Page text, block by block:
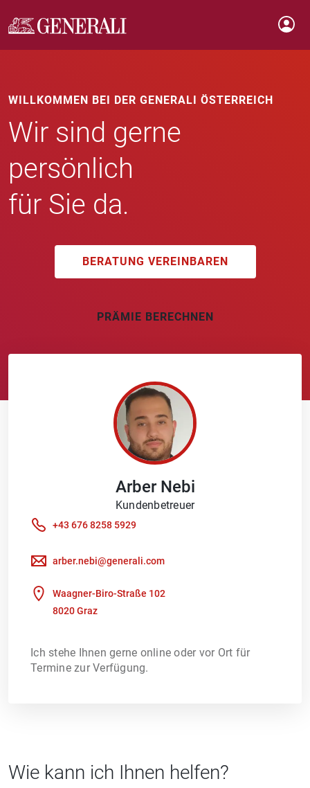
WILLKOMMEN BEI DER GENERALI ÖSTERREICH
Wir sind gerne
persönlich
für Sie da.
BERATUNG VEREINBAREN
PRÄMIE BERECHNEN
Arber Nebi
Kundenbetreuer
+43 676 8258 5929
arber.nebi@generali.com
Waagner-Biro-Straße 102
8020 Graz
Ich stehe Ihnen gerne online oder vor Ort für
Termine zur Verfügung.
Wie kann ich Ihnen helfen?